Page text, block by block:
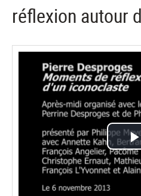
réflexion autour